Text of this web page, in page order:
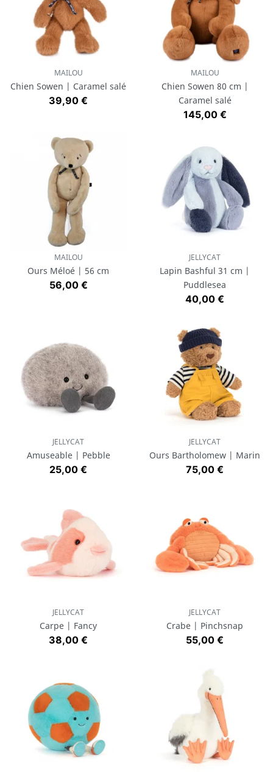
MAILOU
Chien Sowen | Caramel salé
Prix
39,90 €
MAILOU
Chien Sowen 80 cm |
Caramel salé
Prix
145,00 €
MAILOU
Ours Méloé | 56 cm
Prix
56,00 €
JELLYCAT
Lapin Bashful 31 cm |
Puddlesea
Prix
40,00 €
JELLYCAT
Amuseable | Pebble
Prix
25,00 €
JELLYCAT
Ours Bartholomew | Marin
Prix
75,00 €
JELLYCAT
Carpe | Fancy
Prix
38,00 €
JELLYCAT
Crabe | Pinchsnap
Prix
55,00 €